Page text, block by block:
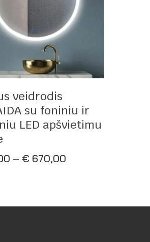
veidrodis
su foniniu ir
LED apšvietimu
– € 670,00Price